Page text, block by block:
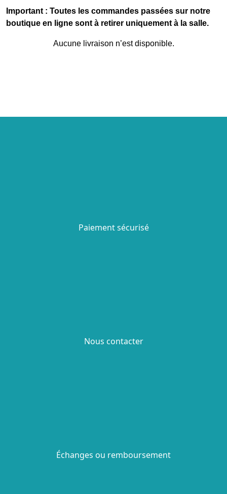
Important : Toutes les commandes passées sur notre
boutique en ligne sont à retirer uniquement à la salle.
Aucune livraison n’est disponible.
Paiement sécurisé
Nous contacter
Échanges ou remboursement